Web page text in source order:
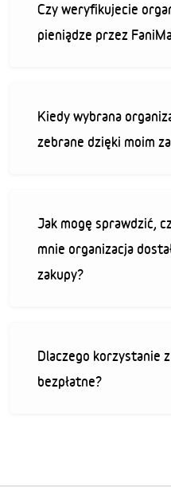
Czy weryfikujecie
pieniądze przez
Kiedy wybrana
zebrane dzięki moim
Jak mogę sprawdzić,
mnie organizacja
zakupy?
Dlaczego korzystanie
bezpłatne?